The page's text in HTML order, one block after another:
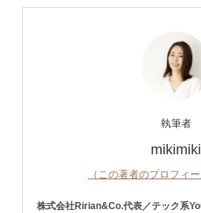
執筆者
mikimiki
（この著者のプロフィ
株式会社Ririan&Co.代表／テック系